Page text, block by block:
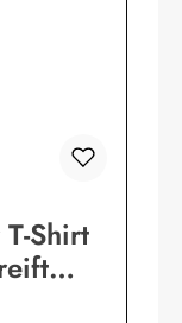
Shirt